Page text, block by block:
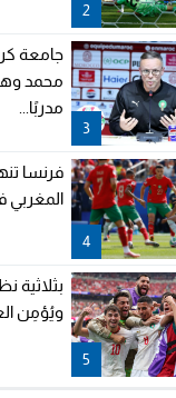
2
3
جامعة
محمد
مدربًا...
4
فرنسا
المغربي
5
بثلاثية
ويُؤمِن